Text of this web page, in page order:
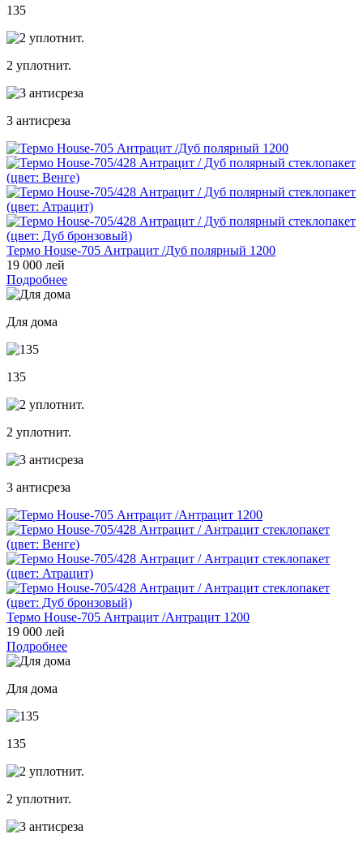
135
2 уплотнит.
3 антисреза
Термо House-705 Антрацит /Дуб полярный 1200
19 000 лей
Подробнее
Для дома
135
2 уплотнит.
3 антисреза
Термо House-705 Антрацит /Антрацит 1200
19 000 лей
Подробнее
Для дома
135
2 уплотнит.